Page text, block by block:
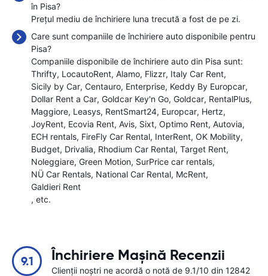
în Pisa?
Prețul mediu de închiriere luna trecută a fost de pe zi.
Care sunt companiile de închiriere auto disponibile pentru
Pisa?
Companiile disponibile de închiriere auto din Pisa sunt:
Thrifty LocautoRent Alamo Flizzr Italy Car Rent
Sicily by Car Centauro Enterprise Keddy By Europcar
Dollar Rent a Car Goldcar Key'n Go Goldcar RentalPlus
Maggiore Leasys RentSmart24 Europcar Hertz
JoyRent Ecovia Rent Avis Sixt Optimo Rent Autovia
ECH rentals FireFly Car Rental InterRent OK Mobility
Budget Drivalia Rhodium Car Rental Target Rent
Noleggiare Green Motion SurPrice car rentals
NÜ Car Rentals National Car Rental McRent
Galdieri Rent
, etc.
9.1 Închiriere Mașină Recenzii
Clienții noștri ne acordă o notă de 9.1/10 din 12842